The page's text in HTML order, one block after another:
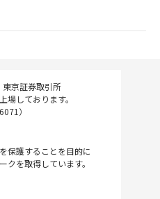
京証券取引所
場しております。
）
保護することを目的に
クを取得しています。